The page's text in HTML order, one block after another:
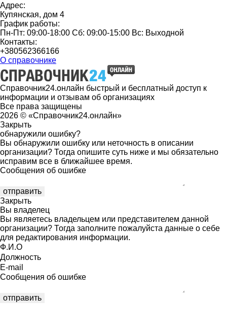
Адрес:
Купянская, дом 4
График работы:
Пн-Пт: 09:00-18:00 Сб: 09:00-15:00 Вс: Выходной
Контакты:
+380562366166
О справочнике
Справочник24.онлайн быстрый и бесплатный доступ к
информации и отзывам об организациях
Все права защищены
2026 © «Справочник24.онлайн»
Закрыть
обнаружили ошибку?
Вы обнаружили ошибку или неточность в описании
организации? Тогда опишите суть ниже и мы обязательно
исправим все в ближайшее время.
Сообщения об ошибке
Закрыть
Вы владелец
Вы являетесь владельцем или представителем данной
организации? Тогда заполните пожалуйста данные о себе
для редактирования информации.
Ф.И.О
Должность
E-mail
Сообщения об ошибке